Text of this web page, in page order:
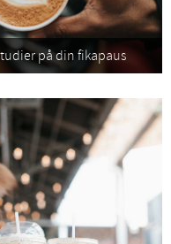
på din fikapaus